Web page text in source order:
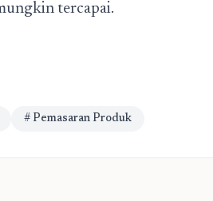
tercapai.
# Pemasaran Produk